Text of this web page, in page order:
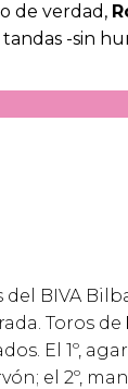
de verdad,
tandas -sin
del BIVA
Toros de
El 1º,
el 2º,